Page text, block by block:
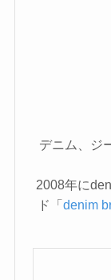
デニム、ジ
2008年に
ド「denim